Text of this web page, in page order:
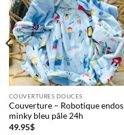
COUVERTURES DOUCES
Couverture – Robotique endos
minky bleu pâle 24h
49.95$